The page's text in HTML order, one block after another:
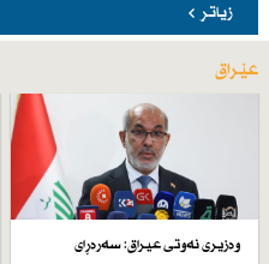
زیاتر
عێراق
وەزیری نەوتی عیراق: سەرەڕای